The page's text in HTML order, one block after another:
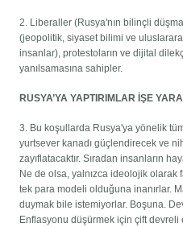
2. Liberaller (Rusya'nın bilinçli
(jeopolitik, siyaset bilimi ve
insanlar), protestoların ve dijital
yanılsamasına sahipler.
RUSYA’YA YAPTIRIMLAR İŞE
3. Bu koşullarda Rusya'ya yönelik
yurtsever kanadı güçlendirecek ve
zayıflatacaktır. Sıradan insanların
Ne de olsa, yalnızca ideolojik olarak
tek para modeli olduğuna inanırlar.
duymak bile istemiyorlar. Boşuna.
Enflasyonu düşürmek için çift devreli